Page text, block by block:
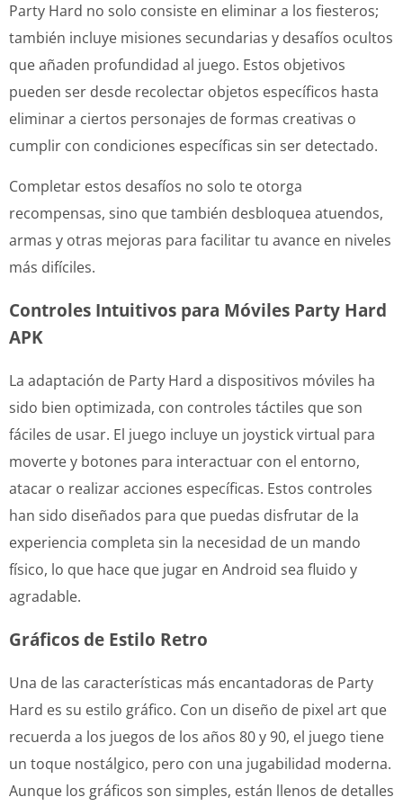
Party Hard no solo consiste en eliminar a los fiesteros;
también incluye misiones secundarias y desafíos ocultos
que añaden profundidad al juego. Estos objetivos
pueden ser desde recolectar objetos específicos hasta
eliminar a ciertos personajes de formas creativas o
cumplir con condiciones específicas sin ser detectado.
Completar estos desafíos no solo te otorga
recompensas, sino que también desbloquea atuendos,
armas y otras mejoras para facilitar tu avance en niveles
más difíciles.
Controles Intuitivos para Móviles Party Hard
APK
La adaptación de Party Hard a dispositivos móviles ha
sido bien optimizada, con controles táctiles que son
fáciles de usar. El juego incluye un joystick virtual para
moverte y botones para interactuar con el entorno,
atacar o realizar acciones específicas. Estos controles
han sido diseñados para que puedas disfrutar de la
experiencia completa sin la necesidad de un mando
físico, lo que hace que jugar en Android sea fluido y
agradable.
Gráficos de Estilo Retro
Una de las características más encantadoras de Party
Hard es su estilo gráfico. Con un diseño de pixel art que
recuerda a los juegos de los años 80 y 90, el juego tiene
un toque nostálgico, pero con una jugabilidad moderna.
Aunque los gráficos son simples, están llenos de detalles